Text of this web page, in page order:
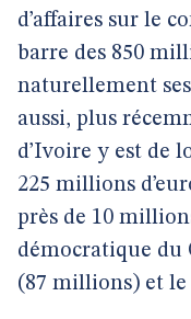
d’affaires sur le
barre des 850
naturellement
aussi, plus
d’Ivoire y est de
225 millions
près de 10
démocratique du
(87 millions) et le